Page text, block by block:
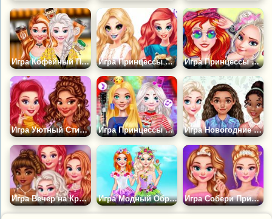
Игра Кофейный Перерыв для Принцесс Игра Принцессы на Фестивале Панк-Рок Игра Принцессы на Весеннем Фестивале
Игра Уютный Стиль Принцесс Игра Принцессы Диснея: Ночь Караоке Игра Новогодние Цели Принцесс
Игра Вечер на Красной Дорожке Игра Модный Образ Принцессы с Цветами Игра Собери Принцесс на Гала Вечеринку